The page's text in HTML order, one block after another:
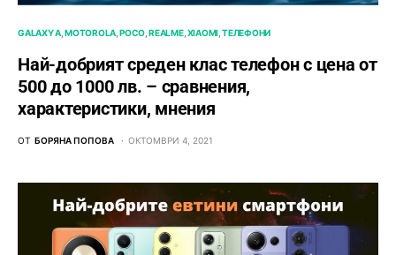
GALAXY A MOTOROLA POCO REALME XIAOMI ТЕЛЕФОНИ
Най-добрият среден клас телефон с цена от
500 до 1000 лв. – сравнения,
характеристики, мнения
ОТ БОРЯНА ПОПОВА ОКТОМВРИ 4, 2021